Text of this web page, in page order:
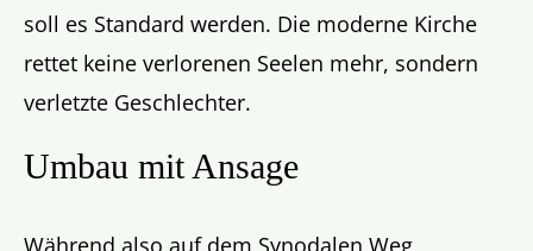
soll es Standard werden. Die moderne Kirche
rettet keine verlorenen Seelen mehr, sondern
verletzte Geschlechter.
Umbau mit Ansage